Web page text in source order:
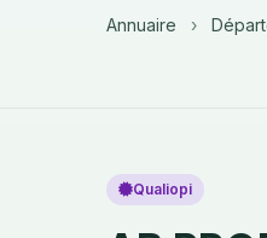
Annuaire ›
Qualiopi